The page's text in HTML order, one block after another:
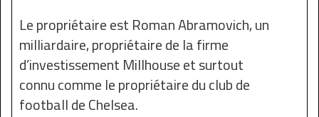
Le propriétaire est Roman Abramovich, un
milliardaire, propriétaire de la firme
d’investissement Millhouse et surtout
connu comme le propriétaire du club de
football de Chelsea.